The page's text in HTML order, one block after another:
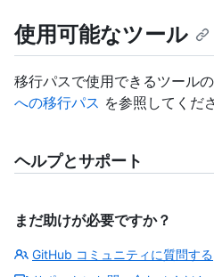
使用可能なツール
移行パスで使用できるツール
への移行パス を参照してくだ
ヘルプとサポート
まだ助けが必要ですか？
GitHub コミュニティに質問する